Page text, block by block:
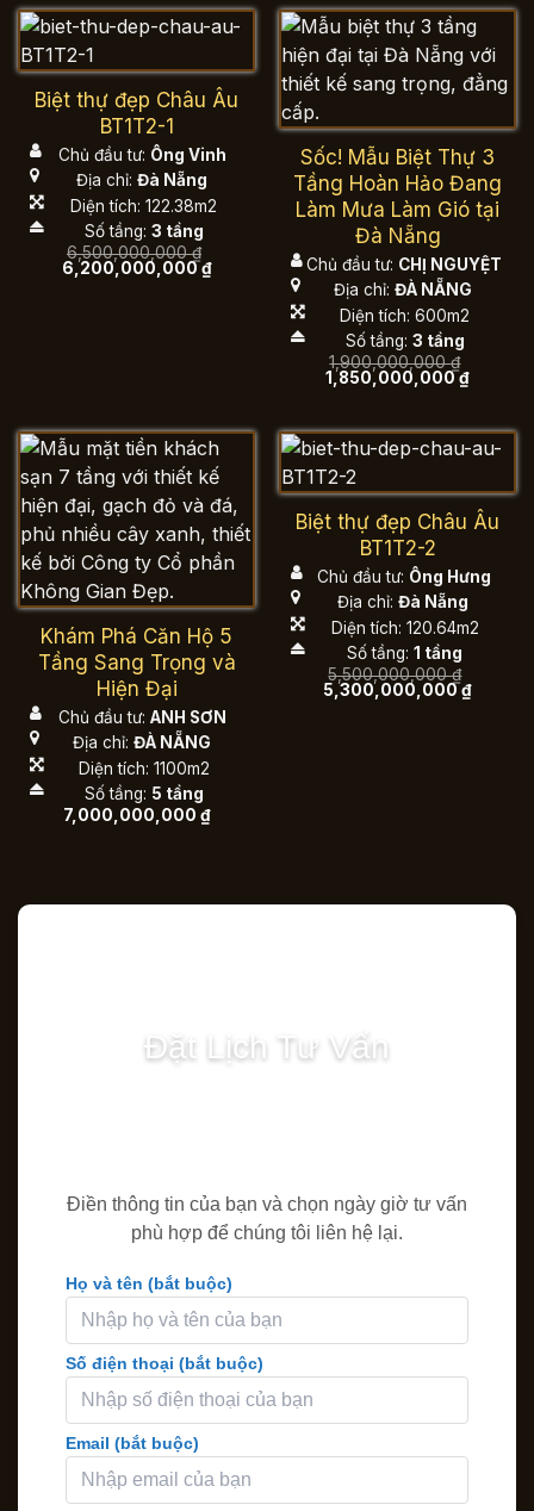
2,550,000,000 ₫.
Biệt thự đẹp Châu Âu
BT1T2-1
Chủ đầu tư: Ông Vinh
Địa chỉ: Đà Nẵng
Diện tích: 122.38m2
Số tầng: 3 tầng
6,500,000,000₫
Giá
gốc
6,200,000,000₫Giá
hiện
6,200,000,000 ₫.
Sốc! Mẫu Biệt Thự 3
Tầng Hoàn Hảo Đang
Làm Mưa Làm Gió tại
Đà Nẵng
Chủ đầu tư: CHỊ NGUYỆT
Địa chỉ: ĐÀ NẴNG
Diện tích: 600m2
Số tầng: 3 tầng
1,900,000,000₫
Giá
gốc
1,850,000,000₫Giá
Khám Phá Căn Hộ 5
Tầng Sang Trọng và
Hiện Đại
Chủ đầu tư: ANH SƠN
Địa chỉ: ĐÀ NẴNG
Diện tích: 1100m2
Số tầng: 5 tầng
7,000,000,000 ₫
Biệt thự đẹp Châu Âu
BT1T2-2
Chủ đầu tư: Ông Hưng
Địa chỉ: Đà Nẵng
Diện tích: 120.64m2
Số tầng: 1 tầng
5,500,000,000₫
Giá
gốc
5,300,000,000₫Giá
Đặt Lịch Tư Vấn
Điền thông tin của bạn và chọn ngày giờ tư vấn
phù hợp để chúng tôi liên hệ lại.
Họ và tên (bắt buộc)
Số điện thoại (bắt buộc)
Email (bắt buộc)